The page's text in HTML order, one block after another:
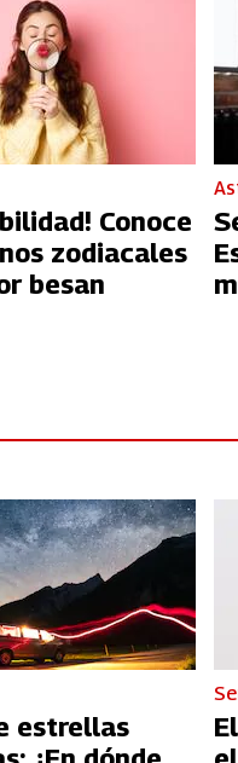
Conoce
zodiacales
besan
estrellas